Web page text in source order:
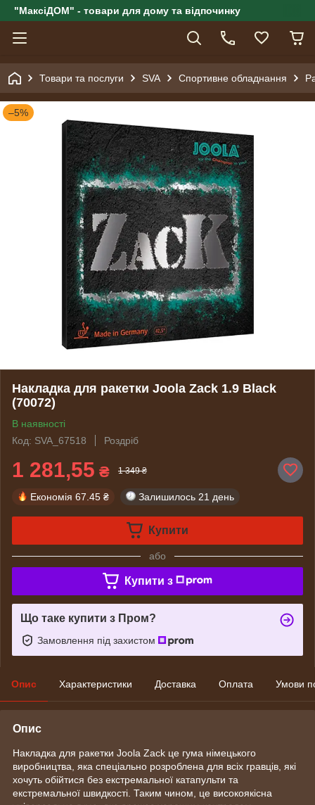
"МаксіДОМ" - товари для дому та відпочинку
Товари та послуги SVA Спортивне обладнання
–5%
Накладка для ракетки Joola Zack 1.9 Black
(70072)
В наявності
Код: SVA_67518
Роздріб
1 281,55 ₴ 1 349 ₴
Економія 67.45 ₴ Залишилось 21 день
Купити
або
Купити з
Що таке купити з Пром?
Замовлення під захистом
Опис Характеристики Доставка Оплата Умови
Опис
Накладка для ракетки Joola Zack це гума німецького
виробництва, яка спеціально розроблена для всіх гравців, які
хочуть обійтися без екстремальної катапульти та
екстремальної швидкості. Таким чином, це високоякісна